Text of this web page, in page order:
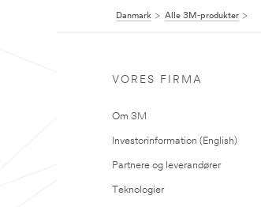
Danmark Alle 3M-produkter
VORES FIRMA
Om 3M
Investorinformation (English)
Partnere og leverandører
Teknologier